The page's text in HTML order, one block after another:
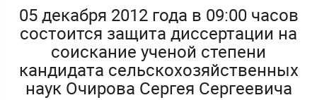
05 декабря 2012 года в 09:00 часов
состоится защита диссертации на
соискание ученой степени
кандидата сельскохозяйственных
наук Очирова Сергея Сергеевича